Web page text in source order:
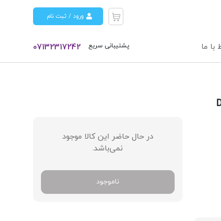
ورود / ثبت نام
07132317242 پشتیبانی سریع با ما
در حال حاضر این کالا موجود
نمی‌باشد.
ناموجود